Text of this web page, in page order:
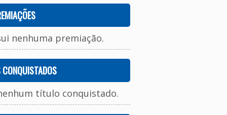
nenhuma premiação.
título conquistado.